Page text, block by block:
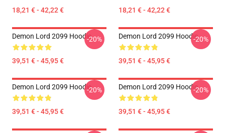
18,21 € - 42,22 € 18,21 € - 42,22 €
Demon Lord 2099 Hoodie
39,51 € - 45,95 €
-20% Demon Lord 2099 Hoodie
39,51 € - 45,95 €
-20%
Demon Lord 2099 Hoodie
39,51 € - 45,95 €
-20% Demon Lord 2099 Hoodie
39,51 € - 45,95 €
-20%